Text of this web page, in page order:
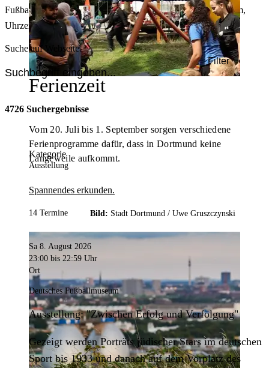
Ferienzeit
Vom 20. Juli bis 1. September sorgen verschiedene
Ferienprogramme dafür, dass in Dortmund keine
Langeweile aufkommt.
Spannendes erkunden.
Bild: Stadt Dortmund / Uwe Gruszczynski
Fußballspiel bis zum Flohmarkt. Sie können dabei nach Datum,
Uhrzeit, Ort oder Art der Veranstaltung auswählen. Viel Spaß!
Suche auf Webseite
Filter
4726 Suchergebnisse
Kategorie
Ausstellung
14 Termine
Sa 8. August 2026
23:00 bis 22:59 Uhr
Ort
Deutsches Fußballmuseum
Ausstellung: "Zwischen Erfolg und Verfolgung"
Gezeigt werden Porträts jüdischer Stars im deutschen
Sport bis 1933 und danach auf dem Vorplatz des